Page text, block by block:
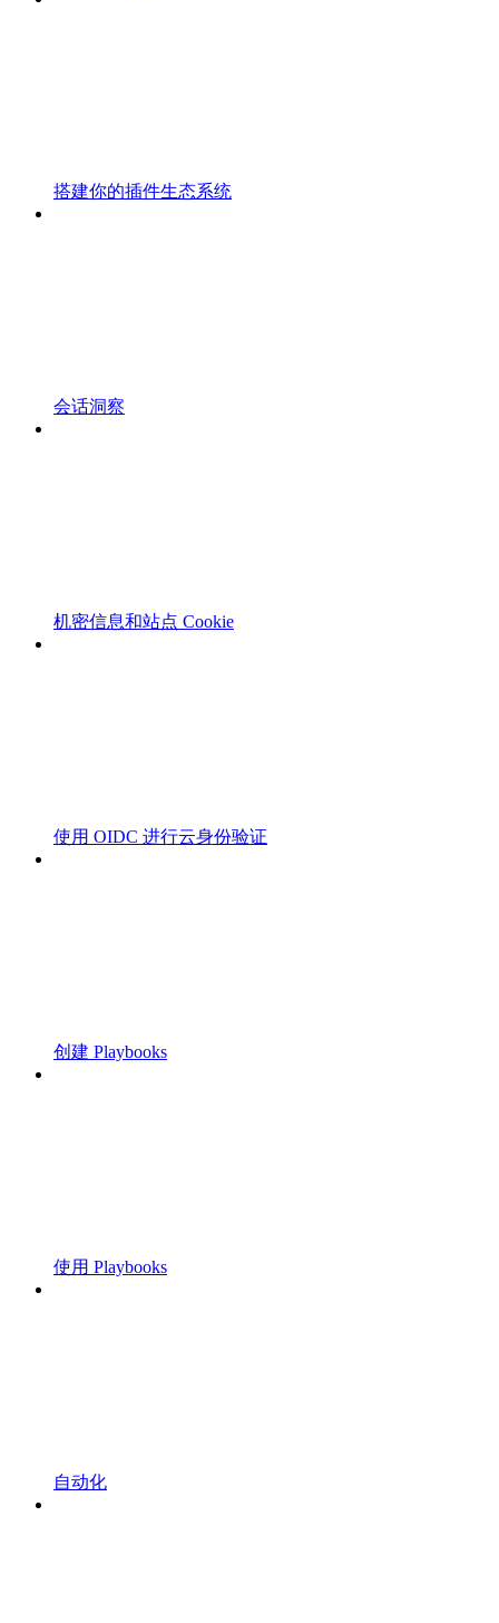
搭建你的插件生态系统
会话洞察
机密信息和站点 Cookie
使用 OIDC 进行云身份验证
创建 Playbooks
使用 Playbooks
自动化